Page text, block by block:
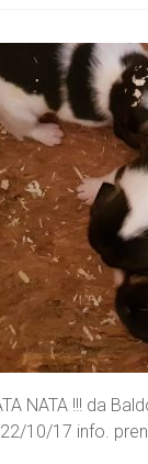
NATA !!! da
22/10/17 info.